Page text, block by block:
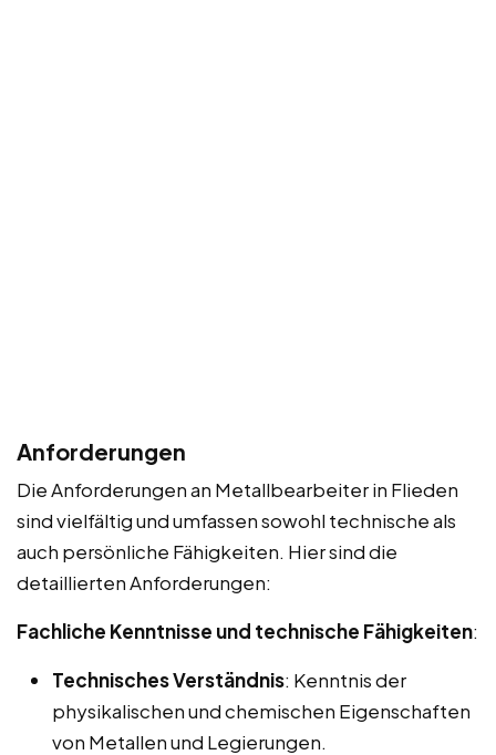
Anforderungen
Die Anforderungen an Metallbearbeiter in Flieden
sind vielfältig und umfassen sowohl technische als
auch persönliche Fähigkeiten. Hier sind die
detaillierten Anforderungen:
Fachliche Kenntnisse und technische Fähigkeiten:
Technisches Verständnis: Kenntnis der
physikalischen und chemischen Eigenschaften
von Metallen und Legierungen.